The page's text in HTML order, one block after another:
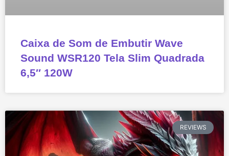
Caixa de Som de Embutir Wave
Sound WSR120 Tela Slim Quadrada
6,5″ 120W
REVIEWS